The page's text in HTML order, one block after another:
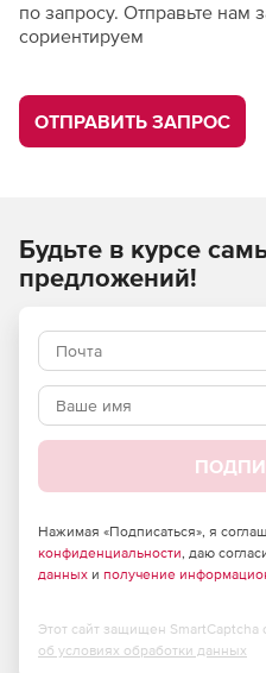
по запросу. Отправьте нам
сориентируем
ОТПРАВИТЬ ЗАПРОС
Будьте в курсе
предложений!
Нажимая «Подписаться», я
конфиденциальности, даю
данных и получение
Этот сайт защищен SmartCaptcha
об условиях обработки данных